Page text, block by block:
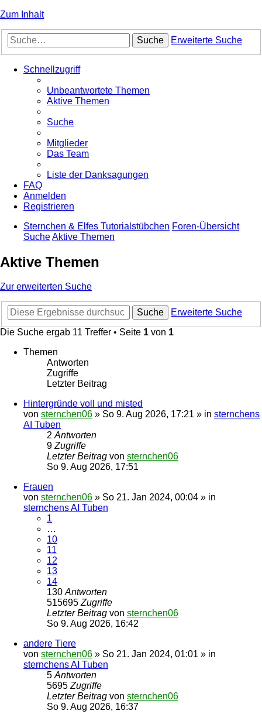
Zum Inhalt
Suche Erweiterte Suche
Schnellzugriff
Unbeantwortete Themen
Aktive Themen
Suche
Mitglieder
Das Team
Liste der Danksagungen
FAQ
Anmelden
Registrieren
Sternchen & Elfes Tutorialstübchen Foren-Übersicht
SucheAktive Themen
Aktive Themen
Zur erweiterten Suche
Suche
Erweiterte Suche
Die Suche ergab 11 Treffer • Seite 1 von 1
Themen
Antworten
Zugriffe
Letzter Beitrag
Hintergründe voll und misted
von sternchen06 » So 9. Aug 2026, 17:21 » in sternchens
AI Tuben
2 Antworten
9 Zugriffe
Letzter Beitrag von sternchen06
So 9. Aug 2026, 17:51
Frauen
von sternchen06 » So 21. Jan 2024, 00:04 » in
sternchens AI Tuben
1
…
10
11
12
13
14
130 Antworten
515695 Zugriffe
Letzter Beitrag von sternchen06
So 9. Aug 2026, 16:42
andere Tiere
von sternchen06 » So 21. Jan 2024, 01:01 » in
sternchens AI Tuben
5 Antworten
5695 Zugriffe
Letzter Beitrag von sternchen06
So 9. Aug 2026, 16:37